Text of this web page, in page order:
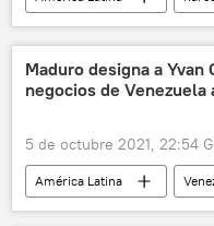
Ciudad de México (CDMX)
Maduro designa a
negocios de Venezuela
5 de octubre 2021, 22:54
América Latina
Unión Europea (UE)